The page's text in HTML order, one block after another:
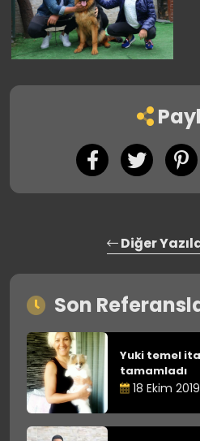
Diğer
Son
Yuki temel
tamamladı
18 Ekim 2019